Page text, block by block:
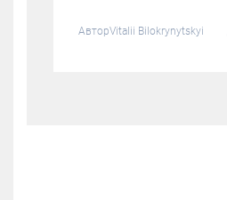
АвторVitalii Bilokrynytskyi